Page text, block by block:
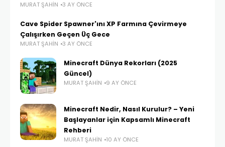
MURAT ŞAHIN 3 AY ÖNCE
Cave Spider Spawner'ını XP Farmına Çevirmeye
Çalışırken Geçen Üç Gece
MURAT ŞAHIN 3 AY ÖNCE
Minecraft Dünya Rekorları (2025
Güncel)
MURAT ŞAHIN 9 AY ÖNCE
Minecraft Nedir, Nasıl Kurulur? – Yeni
Başlayanlar için Kapsamlı Minecraft
Rehberi
MURAT ŞAHIN 10 AY ÖNCE